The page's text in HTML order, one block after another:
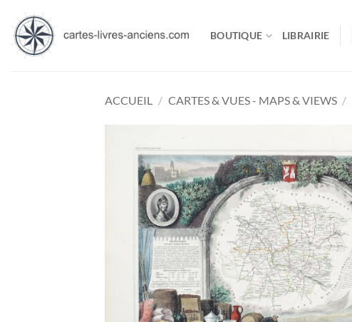
contenu
BOUTIQUE LIBRAIRIE
ACCUEIL / CARTES & VUES - MAPS & VIEWS /